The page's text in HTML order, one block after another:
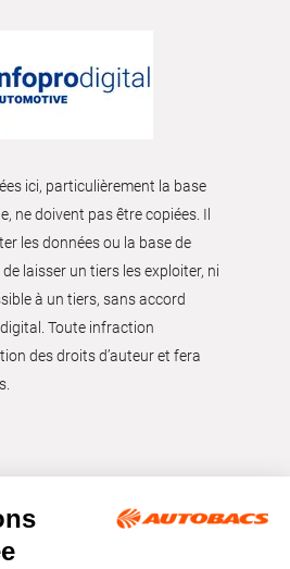
ici, particulièrement la base
ne doivent pas être copiées. Il
les données ou la base de
laisser un tiers les exploiter, ni
à un tiers, sans accord
Toute infraction
des droits d’auteur et fera